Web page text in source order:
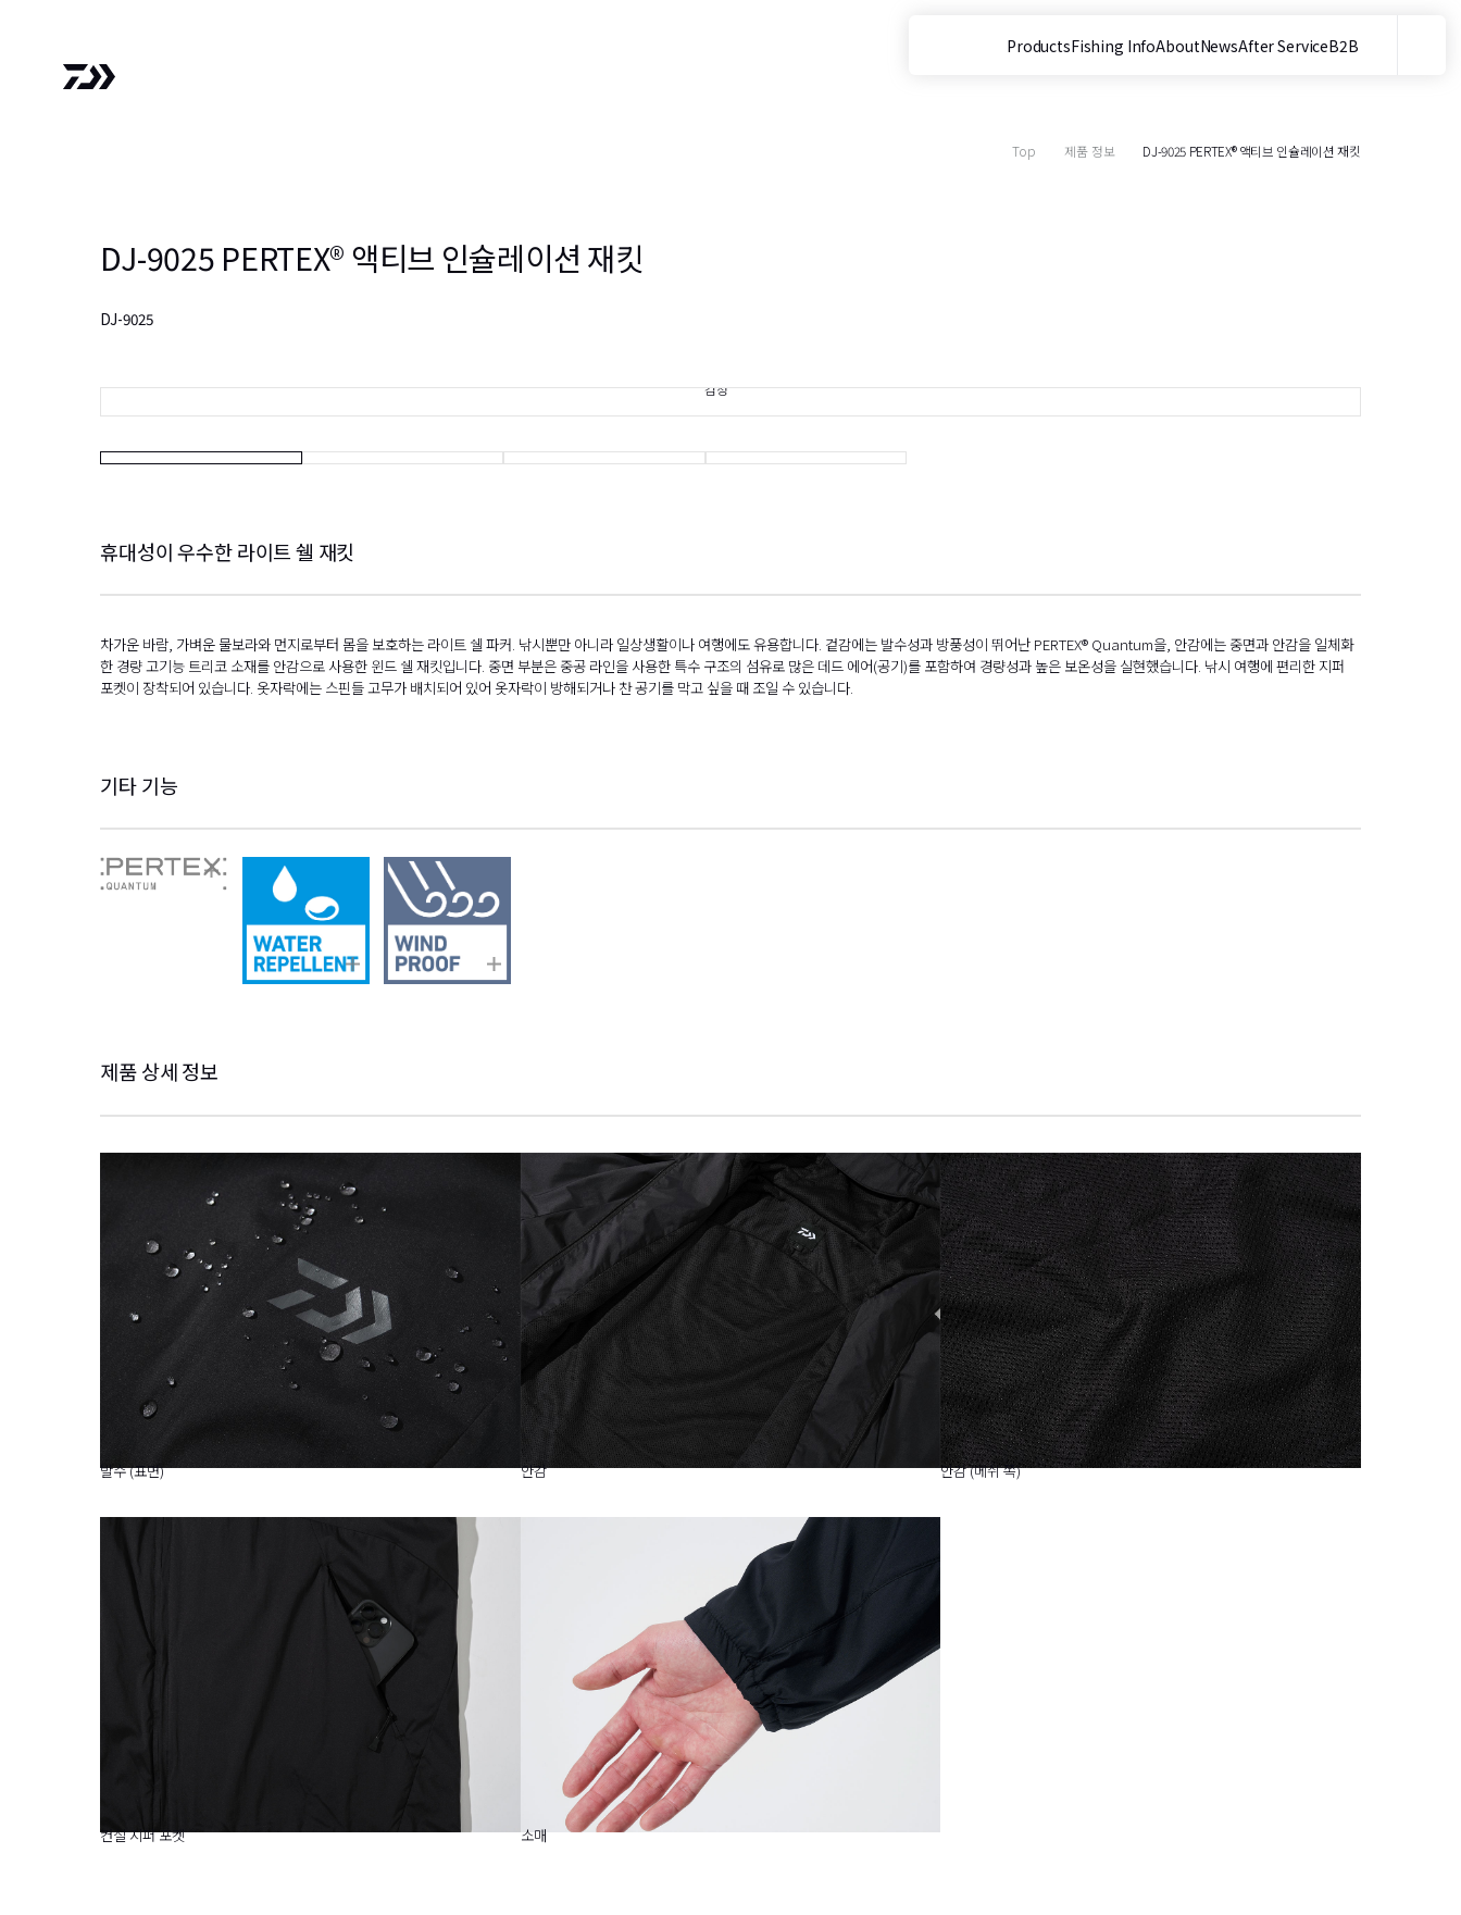
ProductsFishing InfoAboutNewsAfter ServiceB2B
사이트 내 검색
Top 제품 정보 DJ-9025 PERTEX® 액티브 인슐레이션 재킷
DJ-9025 PERTEX® 액티브 인슐레이션 재킷
DJ-9025
검정
휴대성이 우수한 라이트 쉘 재킷
차가운 바람, 가벼운 물보라와 먼지로부터 몸을 보호하는 라이트 쉘 파커. 낚시뿐만 아니라 일상생활이나 여행에도 유용합니다. 겉감에는 발수성과 방풍성이 뛰어난 PERTEX® Quantum을, 안감에는 중면과 안감을 일체화
한 경량 고기능 트리코 소재를 안감으로 사용한 윈드 쉘 재킷입니다. 중면 부분은 중공 라인을 사용한 특수 구조의 섬유로 많은 데드 에어(공기)를 포함하여 경량성과 높은 보온성을 실현했습니다. 낚시 여행에 편리한 지퍼
포켓이 장착되어 있습니다. 옷자락에는 스핀들 고무가 배치되어 있어 옷자락이 방해되거나 찬 공기를 막고 싶을 때 조일 수 있습니다.
기타 기능
제품 상세 정보
발수 (표면) 안감 안감 (메쉬 쪽)
컨실 지퍼 포켓 소매